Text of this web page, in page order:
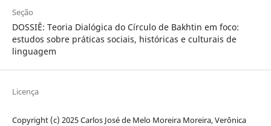
Seção
DOSSIÊ: Teoria Dialógica do Círculo de Bakhtin em foco:
estudos sobre práticas sociais, históricas e culturais de
linguagem
Licença
Copyright (c) 2025 Carlos José de Melo Moreira Moreira, Verônica